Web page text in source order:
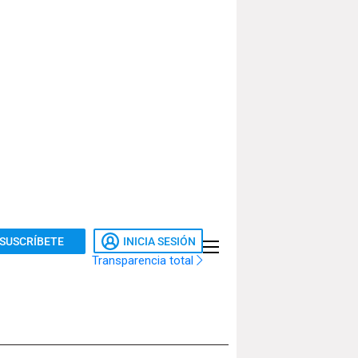
SUSCRÍBETE INICIA SESIÓN
Transparencia total